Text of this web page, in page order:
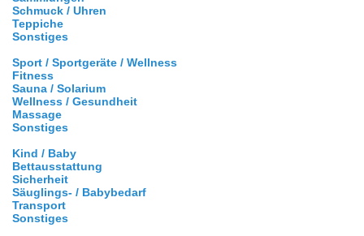
Schmuck / Uhren
Teppiche
Sonstiges
Sport / Sportgeräte / Wellness
Fitness
Sauna / Solarium
Wellness / Gesundheit
Massage
Sonstiges
Kind / Baby
Bettausstattung
Sicherheit
Säuglings- / Babybedarf
Transport
Sonstiges